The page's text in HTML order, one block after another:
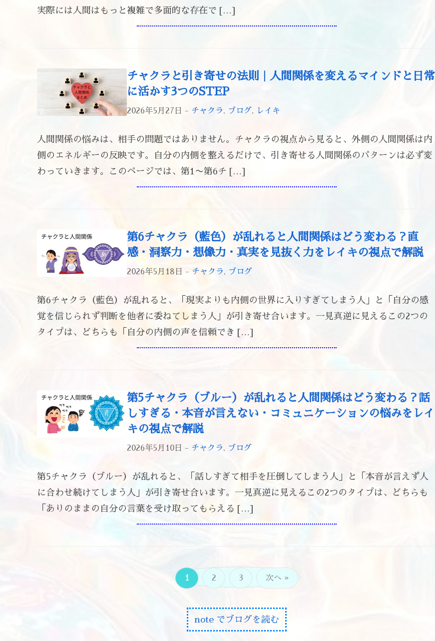
実際には人間はもっと複雑で多面的な存在で […]
チャクラと引き寄せの法則｜人間関係を変えるマインドと日常
に活かす3つのSTEP
2026年5月27日 - チャクラ, ブログ, レイキ
人間関係の悩みは、相手の問題ではありません。チャクラの視点から見ると、外側の人間関係は内
側のエネルギーの反映です。自分の内側を整えるだけで、引き寄せる人間関係のパターンは必ず変
わっていきます。このページでは、第1〜第6チ […]
第6チャクラ（藍色）が乱れると人間関係はどう変わる？直
感・洞察力・想像力・真実を見抜く力をレイキの視点で解説
2026年5月18日 - チャクラ, ブログ
第6チャクラ（藍色）が乱れると、「現実よりも内側の世界に入りすぎてしまう人」と「自分の感
覚を信じられず判断を他者に委ねてしまう人」が引き寄せ合います。一見真逆に見えるこの2つの
タイプは、どちらも「自分の内側の声を信頼でき […]
第5チャクラ（ブルー）が乱れると人間関係はどう変わる？話
しすぎる・本音が言えない・コミュニケーションの悩みをレイ
キの視点で解説
2026年5月10日 - チャクラ, ブログ
第5チャクラ（ブルー）が乱れると、「話しすぎて相手を圧倒してしまう人」と「本音が言えず人
に合わせ続けてしまう人」が引き寄せ合います。一見真逆に見えるこの2つのタイプは、どちらも
「ありのままの自分の言葉を受け取ってもらえる […]
1 2 3 次へ »
note でブログを読む